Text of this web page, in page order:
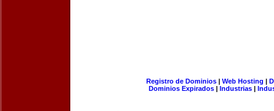
Registro de Dominios| Web Hosting |
Dominios Expirados | Industrias |